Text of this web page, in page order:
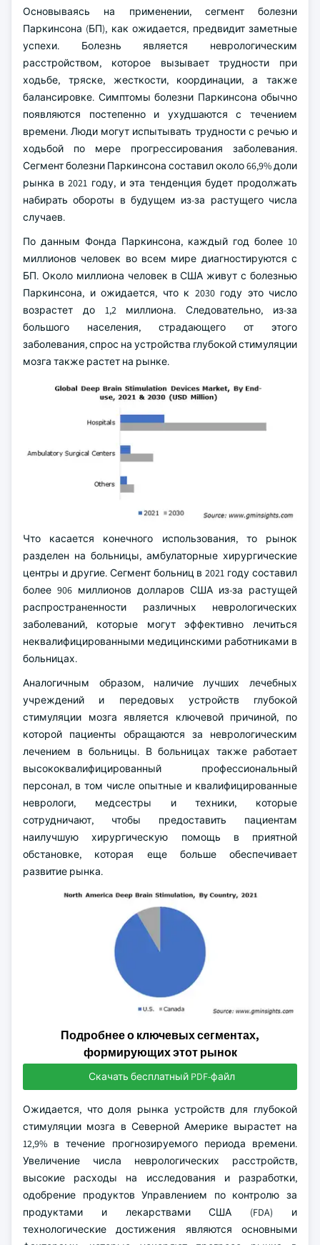
Основываясь на применении, сегмент болезни
Паркинсона (БП), как ожидается, предвидит заметные
успехи. Болезнь является неврологическим
расстройством, которое вызывает трудности при
ходьбе, тряске, жесткости, координации, а также
балансировке. Симптомы болезни Паркинсона обычно
появляются постепенно и ухудшаются с течением
времени. Люди могут испытывать трудности с речью и
ходьбой по мере прогрессирования заболевания.
Сегмент болезни Паркинсона составил около 66,9% доли
рынка в 2021 году, и эта тенденция будет продолжать
набирать обороты в будущем из-за растущего числа
случаев.
По данным Фонда Паркинсона, каждый год более 10
миллионов человек во всем мире диагностируются с
БП. Около миллиона человек в США живут с болезнью
Паркинсона, и ожидается, что к 2030 году это число
возрастет до 1,2 миллиона. Следовательно, из-за
большого населения, страдающего от этого
заболевания, спрос на устройства глубокой стимуляции
мозга также растет на рынке.
Что касается конечного использования, то рынок
разделен на больницы, амбулаторные хирургические
центры и другие. Сегмент больниц в 2021 году составил
более 906 миллионов долларов США из-за растущей
распространенности различных неврологических
заболеваний, которые могут эффективно лечиться
неквалифицированными медицинскими работниками в
больницах.
Аналогичным образом, наличие лучших лечебных
учреждений и передовых устройств глубокой
стимуляции мозга является ключевой причиной, по
которой пациенты обращаются за неврологическим
лечением в больницы. В больницах также работает
высококвалифицированный профессиональный
персонал, в том числе опытные и квалифицированные
неврологи, медсестры и техники, которые
сотрудничают, чтобы предоставить пациентам
наилучшую хирургическую помощь в приятной
обстановке, которая еще больше обеспечивает
развитие рынка.
Подробнее о ключевых сегментах,
формирующих этот рынок
Скачать бесплатный PDF-файл
Ожидается, что доля рынка устройств для глубокой
стимуляции мозга в Северной Америке вырастет на
12,9% в течение прогнозируемого периода времени.
Увеличение числа неврологических расстройств,
высокие расходы на исследования и разработки,
одобрение продуктов Управлением по контролю за
продуктами и лекарствами США (FDA) и
технологические достижения являются основными